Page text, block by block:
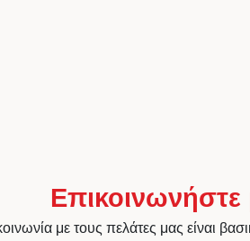
Επικοινωνήστε
με τους πελάτες μας είναι